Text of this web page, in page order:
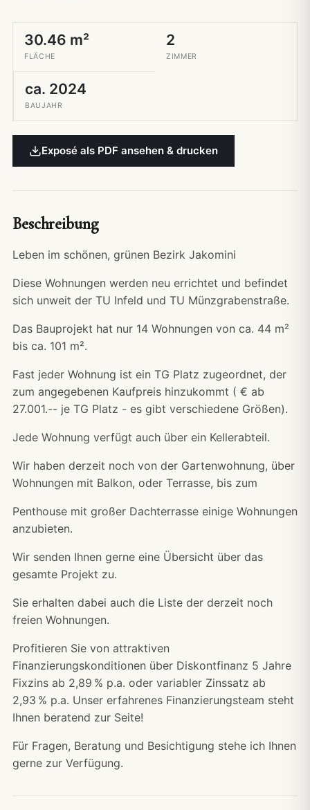
30.46 m²
FLÄCHE
2
ZIMMER
ca. 2024
BAUJAHR
Exposé als PDF ansehen & drucken
Beschreibung
Leben im schönen, grünen Bezirk Jakomini
Diese Wohnungen werden neu errichtet und befindet
sich unweit der TU Infeld und TU Münzgrabenstraße.
Das Bauprojekt hat nur 14 Wohnungen von ca. 44 m²
bis ca. 101 m².
Fast jeder Wohnung ist ein TG Platz zugeordnet, der
zum angegebenen Kaufpreis hinzukommt ( € ab
27.001.-- je TG Platz - es gibt verschiedene Größen).
Jede Wohnung verfügt auch über ein Kellerabteil.
Wir haben derzeit noch von der Gartenwohnung, über
Wohnungen mit Balkon, oder Terrasse, bis zum
Penthouse mit großer Dachterrasse einige Wohnungen
anzubieten.
Wir senden Ihnen gerne eine Übersicht über das
gesamte Projekt zu.
Sie erhalten dabei auch die Liste der derzeit noch
freien Wohnungen.
Profitieren Sie von attraktiven
Finanzierungskonditionen über Diskontfinanz 5 Jahre
Fixzins ab 2,89 % p.a. oder variabler Zinssatz ab
2,93 % p.a. Unser erfahrenes Finanzierungsteam steht
Ihnen beratend zur Seite!
Für Fragen, Beratung und Besichtigung stehe ich Ihnen
gerne zur Verfügung.